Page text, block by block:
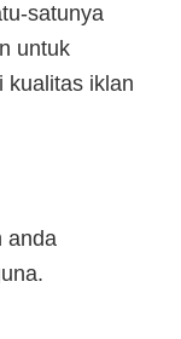
satunya
untuk
kualitas iklan
anda